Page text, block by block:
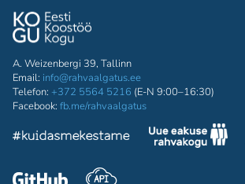
A. Weizenbergi 39, Tallinn
Email: info@rahvaalgatus.ee
Telefon: +372 5564 5216 (E-N 9:00–16:30)
Facebook: fb.me/rahvaalgatus